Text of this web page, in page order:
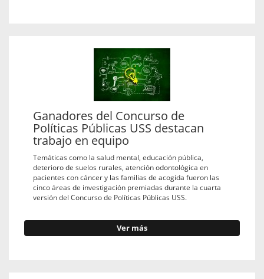
Ganadores del Concurso de
Políticas Públicas USS destacan
trabajo en equipo
Temáticas como la salud mental, educación pública,
deterioro de suelos rurales, atención odontológica en
pacientes con cáncer y las familias de acogida fueron las
cinco áreas de investigación premiadas durante la cuarta
versión del Concurso de Políticas Públicas USS.
Ver más